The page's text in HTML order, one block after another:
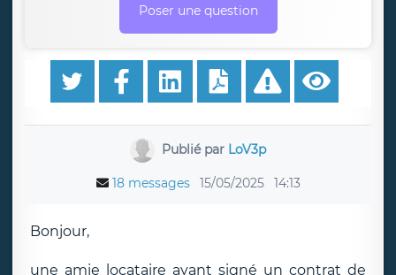
Poser une question
Publié par LoV3p
18 messages 15/05/2025 14:13
Bonjour,
une amie locataire ayant signé un contrat de